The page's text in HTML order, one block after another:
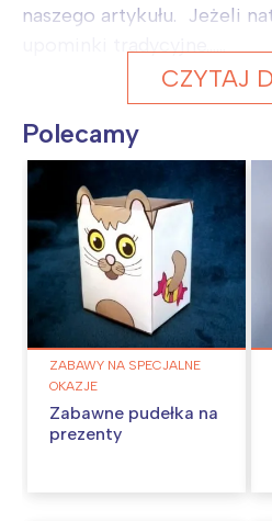
naszego artykułu. Jeżeli
upominki tradycyjne......
CZYTAJ
Polecamy
ZABAWY NA SPECJALNE
OKAZJE
Zabawne pudełka na
prezenty